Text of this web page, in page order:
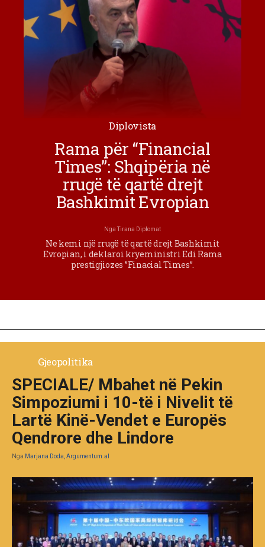
Diplovista
Rama për “Financial
Times”: Shqipëria në
rrugë të qartë drejt
Bashkimit Evropian
Nga Tirana Diplomat
Ne kemi një rrugë të qartë drejt Bashkimit
Evropian, i deklaroi kryeministri Edi Rama
prestigjiozes ”Finacial Times”.
Gjeopolitika
SPECIALE/ Mbahet në Pekin
Simpoziumi i 10-të i Nivelit të
Lartë Kinë-Vendet e Europës
Qendrore dhe Lindore
Nga Marjana Doda, Argumentum.al